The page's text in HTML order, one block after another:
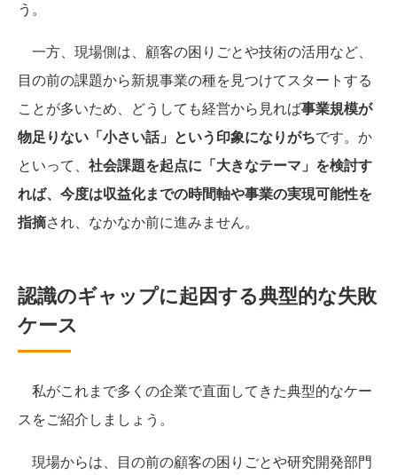
う。
一方、現場側は、顧客の困りごとや技術の活用など、
目の前の課題から新規事業の種を見つけてスタートする
ことが多いため、どうしても経営から見れば事業規模が
物足りない「小さい話」という印象になりがちです。か
といって、 社会課題を起点に「大きなテーマ」を検討す
れば、今度は収益化までの時間軸や事業の実現可能性を
指摘され、なかなか前に進みません。
認識のギャップに起因する典型的な失敗
ケース
私がこれまで多くの企業で直面してきた典型的なケー
スをご紹介しましょう。
現場からは、目の前の顧客の困りごとや研究開発部門